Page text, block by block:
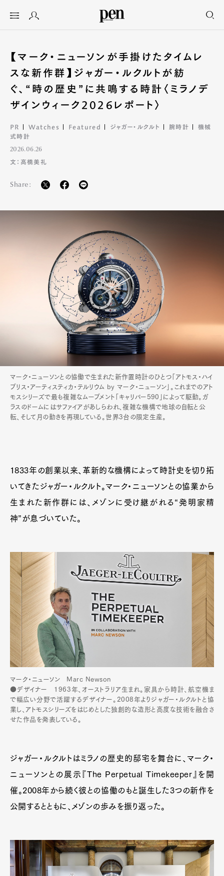
【マーク・ニューソンが手掛けたタイムレ
スな新作群】ジャガー・ルクルトが紡
ぐ、“時の歴史”に共鳴する時計〈ミラノデ
ザインウィーク2026レポート〉
PR Watches Featured ジャガー・ルクルト 腕時計
機械
式時計
2026.06.26
文：高橋美礼
Share:
マーク・ニューソンとの協働で生まれた新作置時計のひとつ「アトモス・ハイ
ブリス・アーティスティカ・テルリウム by マーク・ニューソン」。これまでのアト
モスシリーズで最も複雑なムーブメント「キャリバー590」によって駆動。ガ
ラスのドームにはサファイアがあしらわれ、複雑な機構で地球の自転と公
転、そして月の動きを再現している。世界3台の限定生産。
1833年の創業以来、革新的な機構によって時計史を切り拓
いてきたジャガー・ルクルト。マーク・ニューソンとの協業から
生まれた新作群には、メゾンに受け継がれる“発明家精
神”が息づいていた。
マーク・ニューソン Marc Newson
●デザイナー 1963年、オーストラリア生まれ。家具から時計、航空機ま
で幅広い分野で活躍するデザイナー。2008年よりジャガー・ルクルトと協
業し、アトモスシリーズをはじめとした独創的な造形と高度な技術を融合さ
せた作品を発表している。
ジャガー・ルクルトはミラノの歴史的邸宅を舞台に、マーク・
ニューソンとの展示『The Perpetual Timekeeper』を開
催。2008年から続く彼との協働のもと誕生した3つの新作を
公開するとともに、メゾンの歩みを振り返った。